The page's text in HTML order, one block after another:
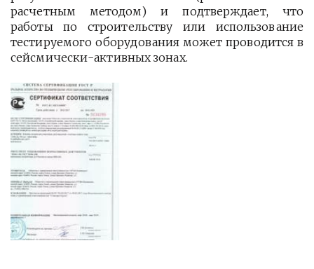
расчетным методом) и подтверждает, что
работы по строительству или использование
тестируемого оборудования может проводится в
сейсмически-активных зонах.